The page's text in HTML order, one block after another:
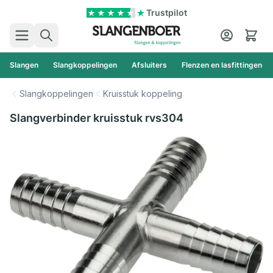
Trustpilot
Zoek
Cart
Slangen Slangkoppelingen Afsluiters Flenzen en lasfittingen
Slangkoppelingen Kruisstuk koppeling
Slangverbinder kruisstuk rvs304